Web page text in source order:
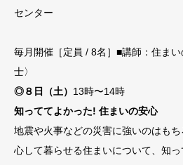
センター
毎月開催［定員 / 8名］■講師：住ま
士〉
◎８日（土） 13時〜14時
知っててよかった! 住まいの安心
地震や火事などの災害に強いのはも
心して暮らせる住まいについて、知